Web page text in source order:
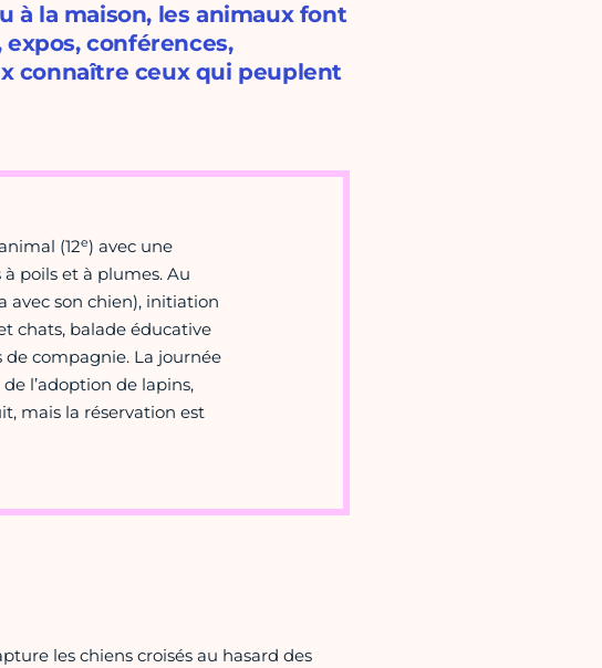
à la maison, les animaux font
conférences,
connaître ceux qui peuplent
(12e) avec une
poils et à plumes. Au
avec son chien), initiation
chats, balade éducative
compagnie. La journée
l’adoption de lapins,
mais la réservation est
les chiens croisés au hasard des